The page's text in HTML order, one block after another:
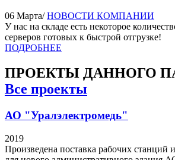
06 Марта/ НОВОСТИ КОМПАНИИ
У нас на складе есть некоторое
серверов готовых к быстрой отгрузке!
ПОДРОБНЕЕ
ПРОЕКТЫ ДАННОГО
Все проекты
АО "Уралэлектромедь"
2019
Произведена поставка рабочих станций